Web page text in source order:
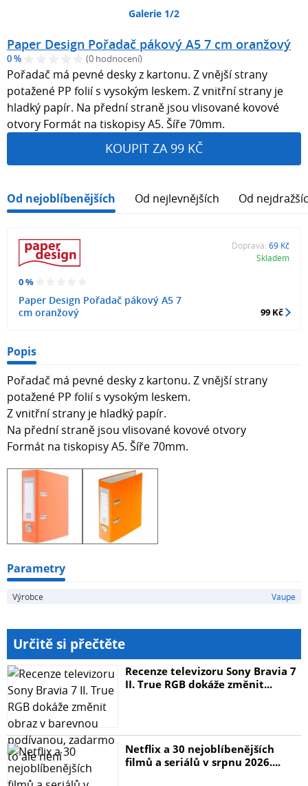
Galerie 1/2
Paper Design Pořadač pákový A5 7 cm oranžový
0 % (0 hodnocení)
Pořadač má pevné desky z kartonu. Z vnější strany
potažené PP folií s vysokým leskem. Z vnitřní strany je
hladký papír. Na přední straně jsou vlisované kovové
otvory Formát na tiskopisy A5. Šíře 70mm.
KOUPIT ZA 99 KČ
Od nejoblíbenějších Od nejlevnějších Od
0 %
Paper Design Pořadač pákový A5 7
cm oranžový
Doprava: 69 Kč
Skladem
99 Kč
Popis
Pořadač má pevné desky z kartonu. Z vnější strany
potažené PP folií s vysokým leskem.
Z vnitřní strany je hladký papír.
Na přední straně jsou vlisované kovové otvory
Formát na tiskopisy A5. Šíře 70mm.
Parametry
Výrobce Vaupe
Určitě si přečtěte
Recenze televizoru Sony Bravia 7
II. True RGB dokáže změnit...
Netflix a 30 nejoblíbenějších
filmů a seriálů v srpnu 2026....